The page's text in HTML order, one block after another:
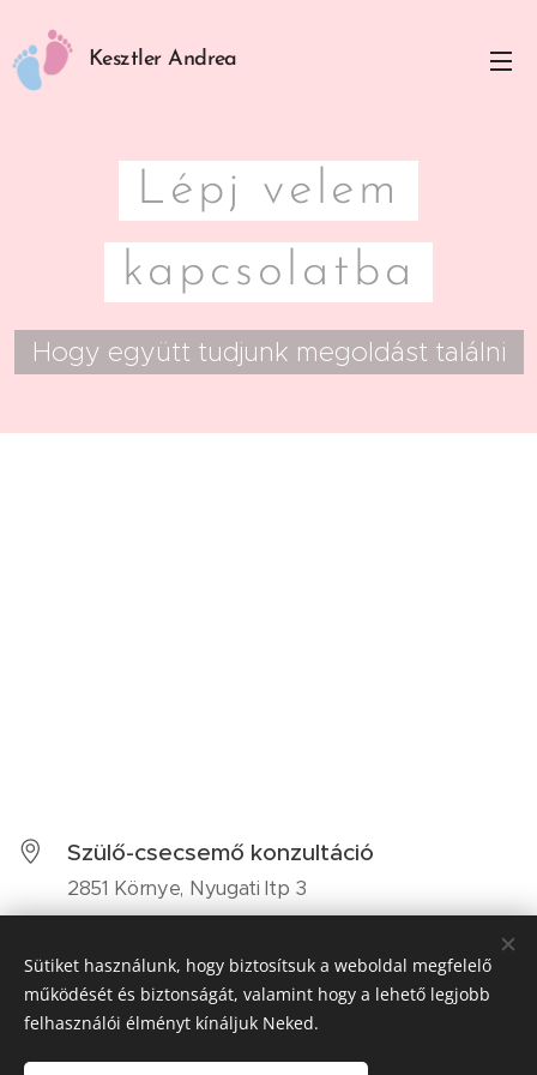
Kesztler Andrea
Lépj velem
kapcsolatba
Hogy együtt tudjunk megoldást találni
Szülő-csecsemő konzultáció
2851 Környe, Nyugati ltp 3
alapján zajlanak
+36-20-264-2699
kesztlerandrea79@gmail.com
Sütiket használunk, hogy biztosítsuk a weboldal megfelelő
működését és biztonságát, valamint hogy a lehető legjobb
felhasználói élményt kínáljuk Neked.